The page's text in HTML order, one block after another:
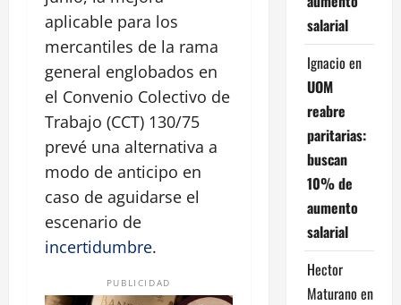
aplicable para los
mercantiles de la rama
general englobados en
el Convenio Colectivo de
Trabajo (CCT) 130/75
prevé una alternativa a
modo de anticipo en
caso de aguidarse el
escenario de
incertidumbre.
PUBLICIDAD
salarial
Ignacio en
UOM
reabre
paritarias:
buscan
10% de
aumento
salarial
Hector
Maturano en